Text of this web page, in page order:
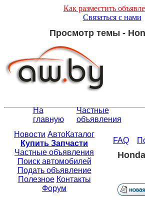
Как разместить
Связаться с нами
Просмотр темы -
На
главную
Частные
объявления
Новости АвтоКаталог
Купить Запчасти
Частные объявления
Поиск автомобилей
Подать объявление
Полезное Контакты
Форум
FAQ